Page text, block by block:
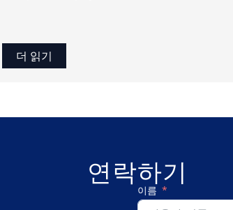
더 읽기
연락하기
이름